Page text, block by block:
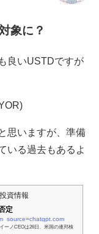
象に？
良いUSTDですが
思いますが、準備
いる過去もあるよ
資情報
定
ーノCEOは26日、米国の連邦検